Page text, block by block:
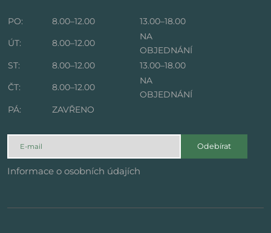
PO: 8.00–12.00
13.00–18.00
ÚT:
8.00–12.00
NA
OBJEDNÁNÍ
ST:
8.00–12.00
13.00–18.00
ČT:
8.00–12.00
NA
OBJEDNÁNÍ
PÁ:
ZAVŘENO
Odebírat
Informace o osobních údajích